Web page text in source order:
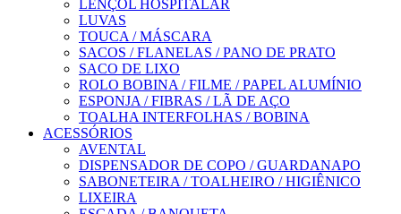
LENÇOL HOSPITALAR
LUVAS
TOUCA / MÁSCARA
SACOS / FLANELAS / PANO DE PRATO
SACO DE LIXO
ROLO BOBINA / FILME / PAPEL ALUMÍNIO
ESPONJA / FIBRAS / LÃ DE AÇO
TOALHA INTERFOLHAS / BOBINA
ACESSÓRIOS
AVENTAL
DISPENSADOR DE COPO / GUARDANAPO
SABONETEIRA / TOALHEIRO / HIGIÊNICO
LIXEIRA